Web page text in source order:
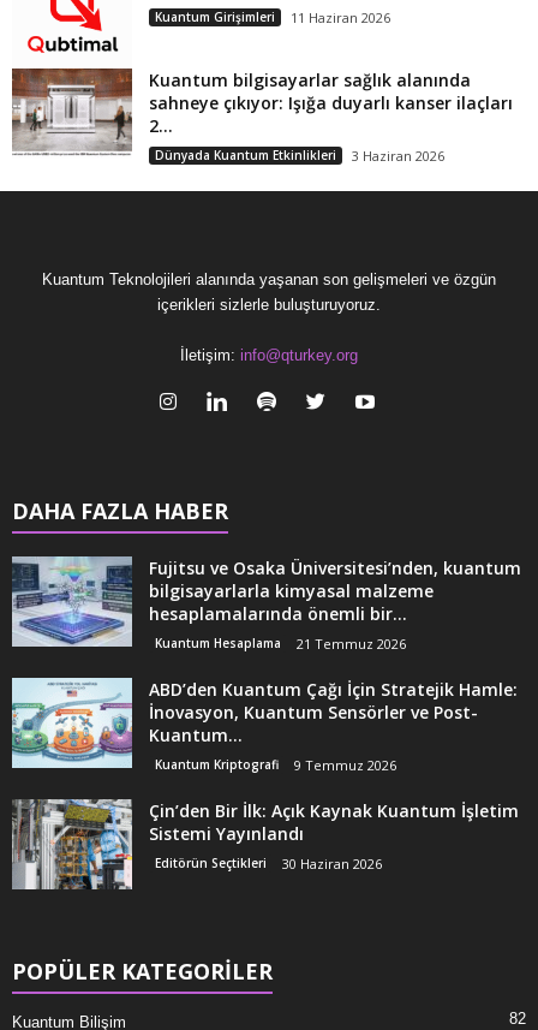
Kuantum Girişimleri 11 Haziran 2026
Kuantum bilgisayarlar sağlık alanında
sahneye çıkıyor: Işığa duyarlı kanser ilaçları
2...
Dünyada Kuantum Etkinlikleri 3 Haziran 2026
Kuantum Teknolojileri alanında yaşanan son gelişmeleri ve özgün
içerikleri sizlerle buluşturuyoruz.
İletişim: info@qturkey.org
DAHA FAZLA HABER
Fujitsu ve Osaka Üniversitesi’nden, kuantum
bilgisayarlarla kimyasal malzeme
hesaplamalarında önemli bir...
Kuantum Hesaplama 21 Temmuz 2026
ABD’den Kuantum Çağı İçin Stratejik Hamle:
İnovasyon, Kuantum Sensörler ve Post-
Kuantum...
Kuantum Kriptografi 9 Temmuz 2026
Çin’den Bir İlk: Açık Kaynak Kuantum İşletim
Sistemi Yayınlandı
Editörün Seçtikleri 30 Haziran 2026
POPÜLER KATEGORİLER
Kuantum Bilişim 82